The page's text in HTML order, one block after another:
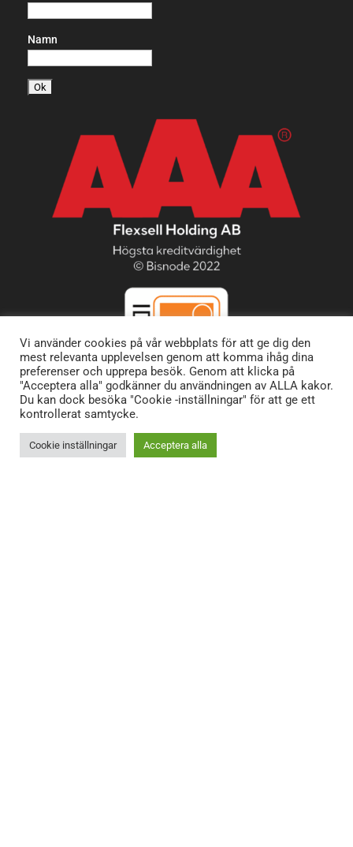
Namn
Vi använder cookies på vår webbplats för att ge dig den
mest relevanta upplevelsen genom att komma ihåg dina
preferenser och upprepa besök. Genom att klicka på
"Acceptera alla" godkänner du användningen av ALLA kakor.
Du kan dock besöka "Cookie -inställningar" för att ge ett
kontrollerat samtycke.
Cookie inställningar Acceptera alla